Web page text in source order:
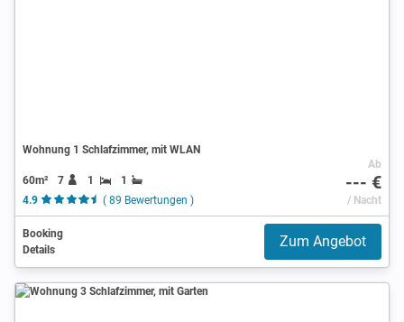
Wohnung 1 Schlafzimmer, mit WLAN
60m² 7 1
1
4.9
( 89 Bewertungen )
Ab
--- €
/ Nacht
Booking
Details
Zum Angebot